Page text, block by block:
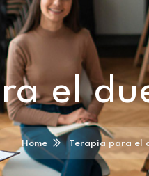
el
Home Terapia para el